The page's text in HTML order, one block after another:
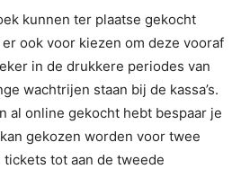
kunnen ter plaatse gekocht
ook voor kiezen om deze vooraf
in de drukkere periodes van
wachtrijen staan bij de kassa’s.
al online gekocht hebt bespaar je
gekozen worden voor twee
tot aan de tweede